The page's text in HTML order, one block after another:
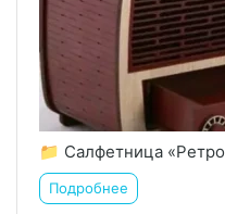
📁 Салфетница
Подробнее